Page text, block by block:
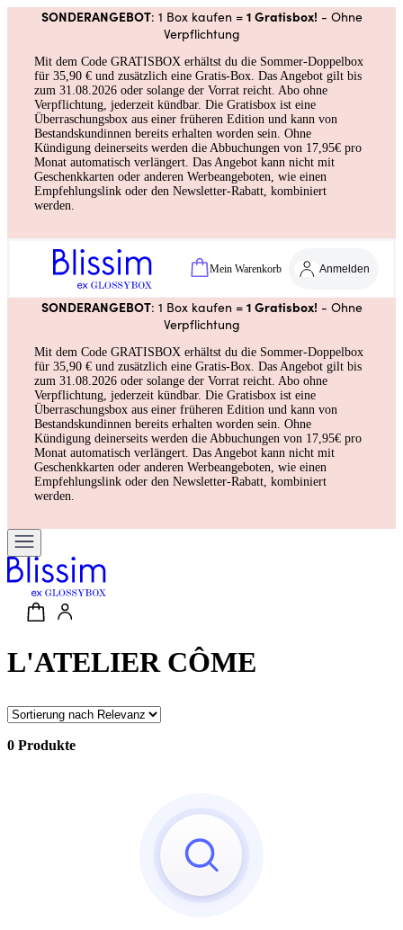
SONDERANGEBOT: 1 Box kaufen = 1 Gratisbox! - Ohne
Verpflichtung
Mit dem Code GRATISBOX erhältst du die Sommer-Doppelbox
für 35,90 € und zusätzlich eine Gratis-Box. Das Angebot gilt bis
zum 31.08.2026 oder solange der Vorrat reicht. Abo ohne
Verpflichtung, jederzeit kündbar. Die Gratisbox ist eine
Überraschungsbox aus einer früheren Edition und kann von
Bestandskundinnen bereits erhalten worden sein. Ohne
Kündigung deinerseits werden die Abbuchungen von 17,95€ pro
Monat automatisch verlängert. Das Angebot kann nicht mit
Geschenkkarten oder anderen Werbeangeboten, wie einen
Empfehlungslink oder den Newsletter-Rabatt, kombiniert
werden.
Mein Warenkorb Anmelden
SONDERANGEBOT: 1 Box kaufen = 1 Gratisbox! - Ohne
Verpflichtung
Mit dem Code GRATISBOX erhältst du die Sommer-Doppelbox
für 35,90 € und zusätzlich eine Gratis-Box. Das Angebot gilt bis
zum 31.08.2026 oder solange der Vorrat reicht. Abo ohne
Verpflichtung, jederzeit kündbar. Die Gratisbox ist eine
Überraschungsbox aus einer früheren Edition und kann von
Bestandskundinnen bereits erhalten worden sein. Ohne
Kündigung deinerseits werden die Abbuchungen von 17,95€ pro
Monat automatisch verlängert. Das Angebot kann nicht mit
Geschenkkarten oder anderen Werbeangeboten, wie einen
Empfehlungslink oder den Newsletter-Rabatt, kombiniert
werden.
L'ATELIER CÔME
0 Produkte